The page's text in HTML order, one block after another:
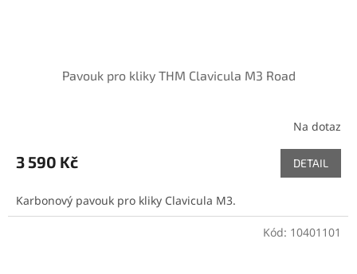
Pavouk pro kliky THM Clavicula M3 Road
Na dotaz
3 590 Kč DETAIL
Karbonový pavouk pro kliky Clavicula M3.
Kód: 10401101